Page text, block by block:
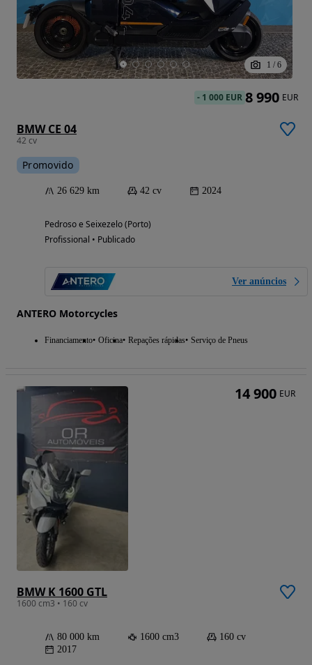
1 / 6
BMW CE 04
42 cv
Promovido
26 629 km 42 cv 2024
Pedroso e Seixezelo (Porto)
Profissional • Publicado
Ver anúncios
ANTERO Motorcycles
Financiamento Oficina Repações rápidas Serviço de Pneus
- 1 000 EUR 8 990 EUR
BMW K 1600 GTL
1600 cm3 • 160 cv
80 000 km 1600 cm3
160 cv
2017
14 900 EUR